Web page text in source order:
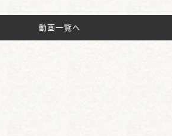
動画一覧へ